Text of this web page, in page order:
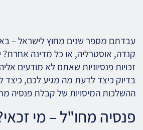
עבדתם מספר שנים מחוץ לישראל –
קנדה, אוסטרליה, או כל מדינה אחרת?
זכויות פנסיוניות שאתם לא מודעים
בדיוק כיצד לדעת מה מגיע לכם, כיצד
ההשלכות המיסויות של קבלת פנסיה
פנסיה מחו"ל – מי